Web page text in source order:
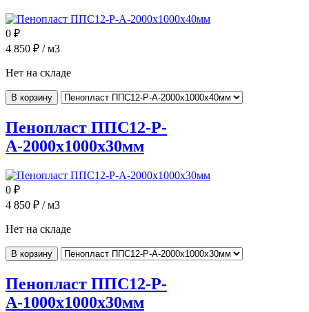
0 ₽
4 850 ₽ / м3
Нет на складе
В корзину
Пенопласт ППС12-Р-
А-2000x1000x30мм
0 ₽
4 850 ₽ / м3
Нет на складе
В корзину
Пенопласт ППС12-Р-
А-1000x1000x30мм